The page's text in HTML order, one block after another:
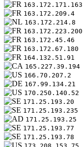
163.172.171.163
163.172.209.4
163.172.214.8
163.172.223.200
163.172.45.46
163.172.67.180
164.132.51.91
165.227.39.194
166.70.207.2
167.99.134.21
170.250.140.52
171.25.193.20
171.25.193.235
171.25.193.25
171.25.193.77
171.25.193.78